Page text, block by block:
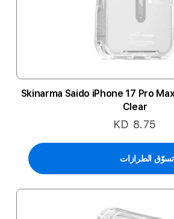
Skinarma Saido iPhone 17 Pro
Clear
KD 8.75
تسوّق الطرازات